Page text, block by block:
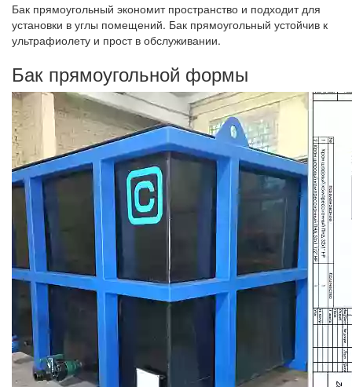
Бак прямоугольный экономит пространство и подходит для
установки в углы помещений. Бак прямоугольный устойчив к
ультрафиолету и прост в обслуживании.
Бак прямоугольной формы